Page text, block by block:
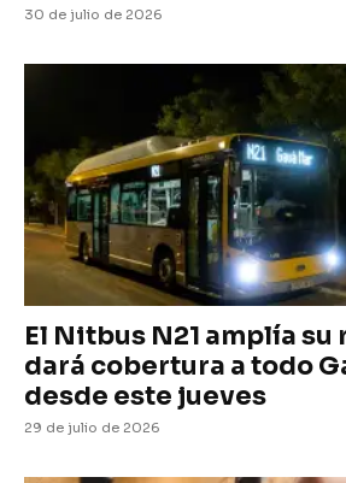
30 de julio de 2026
El Nitbus N21 amplía
dará cobertura a todo
desde este jueves
29 de julio de 2026